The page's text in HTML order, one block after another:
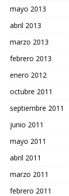
mayo 2013
abril 2013
marzo 2013
febrero 2013
enero 2012
octubre 2011
septiembre 2011
junio 2011
mayo 2011
abril 2011
marzo 2011
febrero 2011